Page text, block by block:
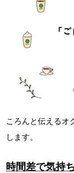
ころんと伝えるオ
します。
時間差で気持